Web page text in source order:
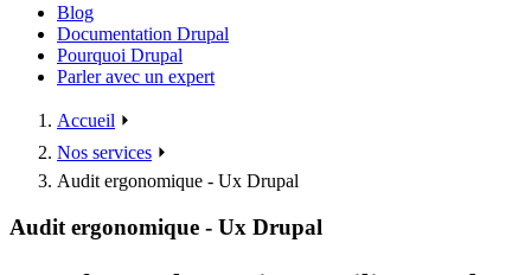
Blog
Documentation Drupal
Pourquoi Drupal
Parler avec un expert
Accueil ⏵
Nos services ⏵
Audit ergonomique - Ux Drupal
Audit ergonomique - Ux Drupal